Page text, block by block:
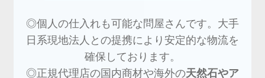
◎個人の仕入れも可能な問屋さんです。大手
日系現地法人との提携により安定的な物流を
確保しております。
◎正規代理店の国内商材や海外の天然石やア